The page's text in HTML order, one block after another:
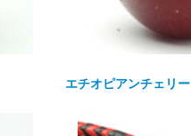
エチオピアンチェリー